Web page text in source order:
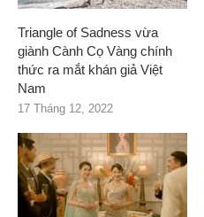
Triangle of Sadness vừa
giành Cành Cọ Vàng chính
thức ra mắt khán giả Việt
Nam
17 Tháng 12, 2022